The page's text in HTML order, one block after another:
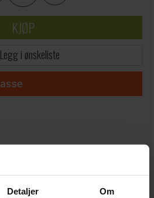
Detaljer Om
KJØP
Legg i ønskeliste